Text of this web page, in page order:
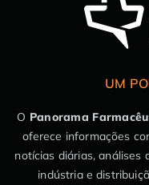
UM
O Panorama
oferece informações
notícias diárias, análises
indústria e